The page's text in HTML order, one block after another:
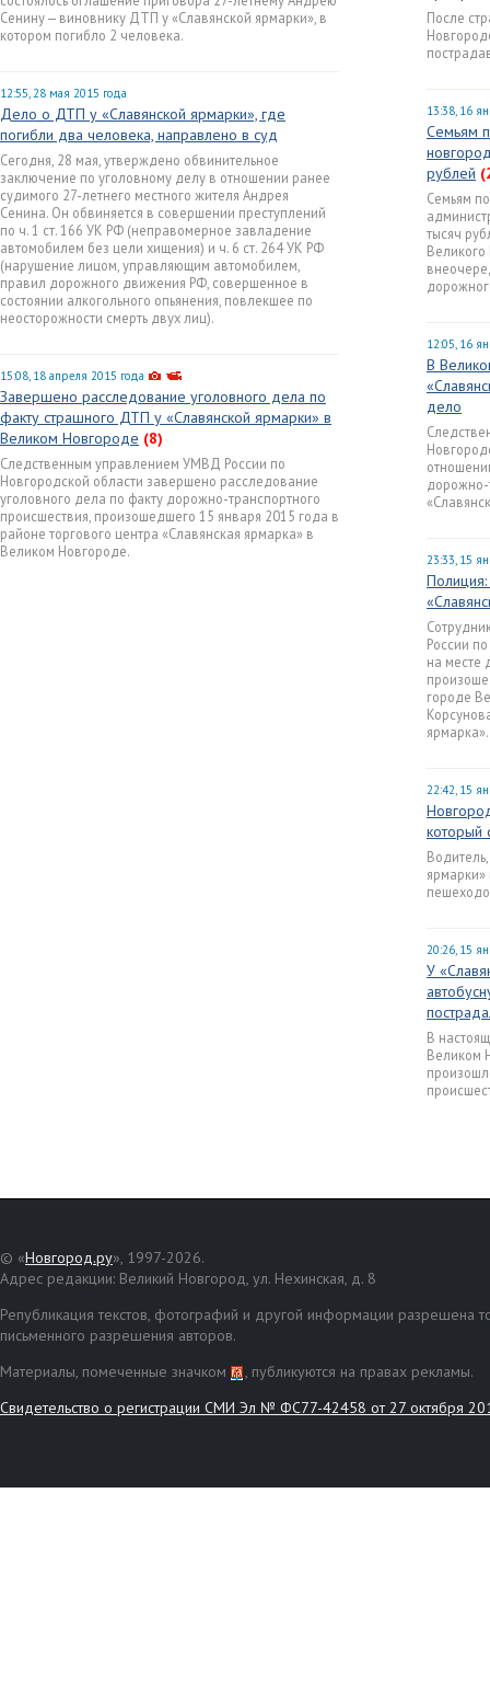
Сенину — виновнику ДТП у «Славянской ярмарки», в
котором погибло 2 человека.
12:55, 28 мая 2015 года
Дело о ДТП у «Славянской ярмарки», где
погибли два человека, направлено в суд
Сегодня, 28 мая, утверждено обвинительное
заключение по уголовному делу в отношении ранее
судимого 27-летнего местного жителя Андрея
Сенина. Он обвиняется в совершении преступлений
по ч. 1 ст. 166 УК РФ (неправомерное завладение
автомобилем без цели хищения) и ч. 6 ст. 264 УК РФ
(нарушение лицом, управляющим автомобилем,
правил дорожного движения РФ, совершенное в
состоянии алкогольного опьянения, повлекшее по
неосторожности смерть двух лиц).
15:08, 18 апреля 2015 года
Завершено расследование уголовного дела по
факту страшного ДТП у «Славянской ярмарки» в
Великом Новгороде (8)
Следственным управлением УМВД России по
Новгородской области завершено расследование
уголовного дела по факту дорожно-транспортного
происшествия, произошедшего 15 января 2015 года в
районе торгового центра «Славянская ярмарка» в
Великом Новгороде.
После
13:38, 16
Семьям
рублей
Семьям
тысяч
12:05, 16
В
дело
дорожно-
23:33, 15
России
на месте
городе
ярмарка».
22:42, 15
который
20:26, 15
У
В
Великом
© «Новгород.ру», 1997-2026.
Адрес редакции: Великий Новгород, ул. Нехинская, д. 8
Републикация текстов, фотографий и другой информации разрешена
письменного разрешения авторов.
Материалы, помеченные значком
, публикуются на правах рекламы.
Свидетельство о регистрации СМИ Эл № ФС77-42458 от 27 октября